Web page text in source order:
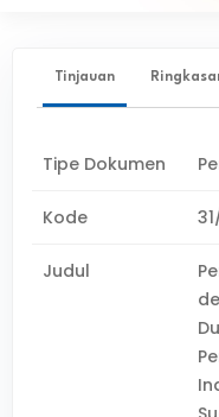
Tinjauan
Tipe Dokumen
Kode
Judul